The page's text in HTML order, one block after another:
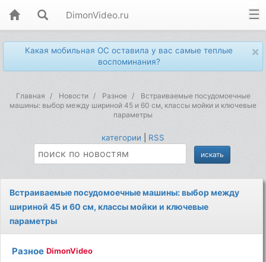
DimonVideo.ru
×
Какая мобильная ОС оставила у вас самые теплые
воспоминания?
Главная Новости Разное
Встраиваемые посудомоечные
машины: выбор между шириной 45 и 60 см, классы мойки и ключевые
параметры
категории RSS
Встраиваемые посудомоечные машины: выбор между
шириной 45 и 60 см, классы мойки и ключевые
параметры
Разное DimonVideo